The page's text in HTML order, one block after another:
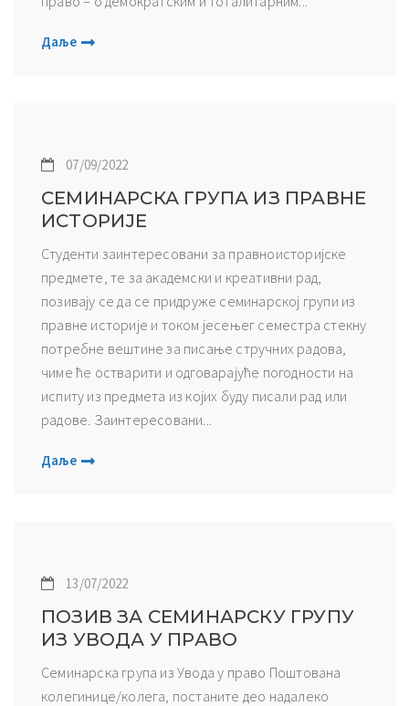
Даље
07/09/2022
СЕМИНАРСКА ГРУПА ИЗ ПРАВНЕ
ИСТОРИЈЕ
Студенти заинтересовани за правноисторијске
предмете, те за академски и креативни рад,
позивају се да се придруже семинарској групи из
правне историје и током јесењег семестра стекну
потребне вештине за писање стручних радова,
чиме ће остварити и одговарајуће погодности на
испиту из предмета из којих буду писали рад или
радове. Заинтересовани...
Даље
13/07/2022
ПОЗИВ ЗА СЕМИНАРСКУ ГРУПУ
ИЗ УВОДА У ПРАВО
Семинарскa група из Увода у право Поштована
колегинице/колега, постаните део надалеко